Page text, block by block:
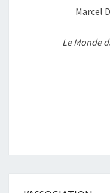
Marcel
Le Monde